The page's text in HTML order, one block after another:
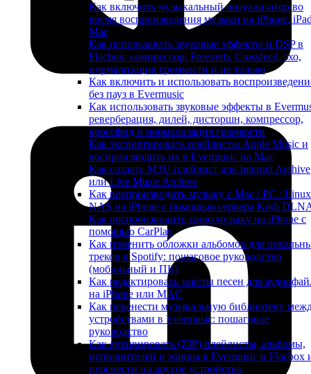
Как включить музыкальный визуализатор во
время воспроизведения музыки на iPhone,
Mac
Как использовать звуковые эффекты и DSP в
Flacbox: компрессор, Freeverb, Crossfeed, эхо,
нормализация громкости и не только
Как включить и использовать
без пауз в Evermusic
Как использовать звуковые эффекты в
реверберация, дилей, дисторшн, компрессор,
кроссфид и нормализация громкости
Как экспортировать плейлисты Apple Music и
воспроизводить их в Evermusic на Mac
Как создать M3U плейлист для Internet Archive
или Live Music Archive
Как воспроизводить музыку с Mac / PC /
NAS на iPhone с помощью сервера Kodi
Как воспроизводить свою музыку на iPhone с
помощью CarPlay
Как изменить обложки альбомов для
треков в Spotify: пошаговое руководство
(мобильный и ПК)
Как редактировать тексты песен для
на iPhone или MAC
Как перенести музыкальную библиотеку
устройствами в Evermusic: пошаговое
руководство
Как архивировать (ZIP) плейлисты, альбомы,
исполнителей и жанры в Evermusic и Flacbox
перенести на другое устройство